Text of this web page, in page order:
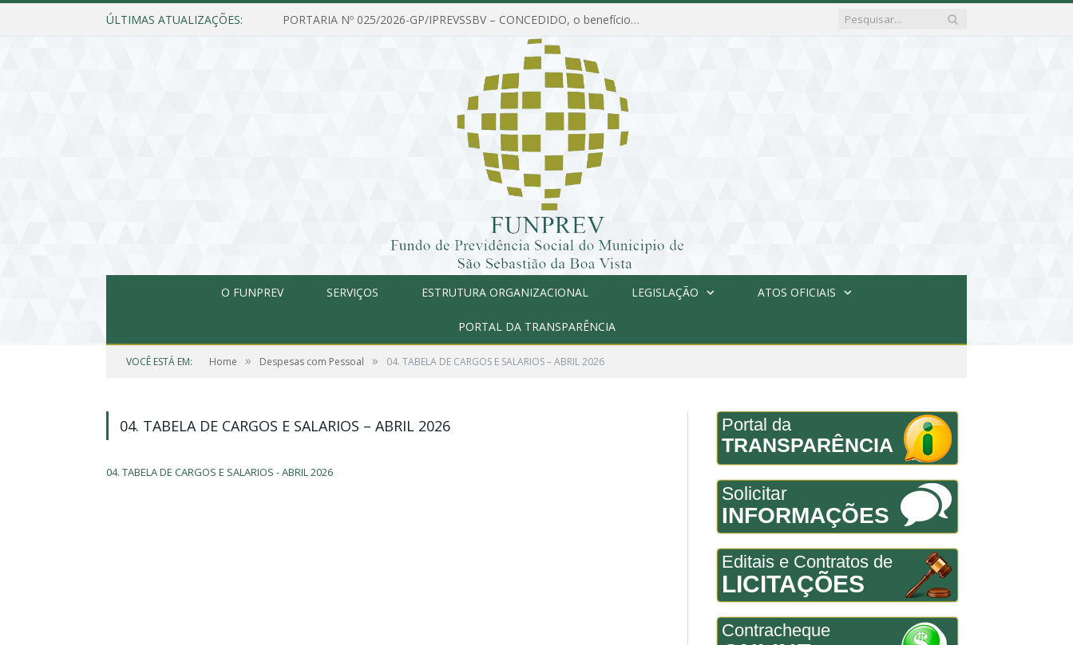
ÚLTIMAS ATUALIZAÇÕES: PORTARIA Nº 025/2026-GP/IPREVSSBV – CONCEDIDO, o benefício de PENSÃO a MARIA ESTELA DOS SANTOS SOUZA
O FUNPREV SERVIÇOS ESTRUTURA ORGANIZACIONAL LEGISLAÇÃO ATOS OFICIAIS
PORTAL DA TRANSPARÊNCIA
VOCÊ ESTÁ EM: Home » Despesas com Pessoal » 04. TABELA DE CARGOS E SALARIOS – ABRIL 2026
04. TABELA DE CARGOS E SALARIOS – ABRIL 2026
04. TABELA DE CARGOS E SALARIOS - ABRIL 2026
Portal da
TRANSPARÊNCIA
Solicitar
INFORMAÇÕES
Editais e Contratos de
LICITAÇÕES
Contracheque